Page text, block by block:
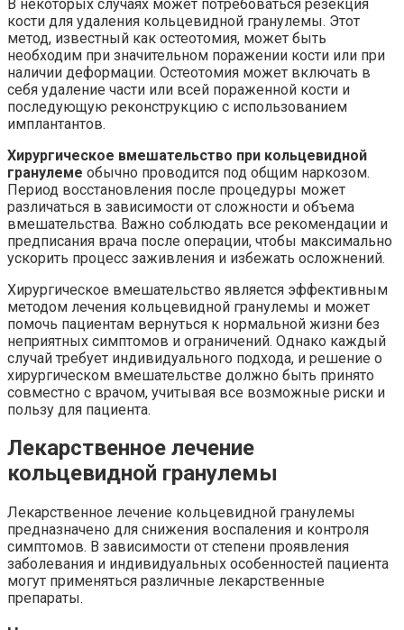
В некоторых случаях может потребоваться резекция
кости для удаления кольцевидной гранулемы. Этот
метод, известный как остеотомия, может быть
необходим при значительном поражении кости или при
наличии деформации. Остеотомия может включать в
себя удаление части или всей пораженной кости и
последующую реконструкцию с использованием
имплантантов.
Хирургическое вмешательство при кольцевидной
гранулеме обычно проводится под общим наркозом.
Период восстановления после процедуры может
различаться в зависимости от сложности и объема
вмешательства. Важно соблюдать все рекомендации и
предписания врача после операции, чтобы максимально
ускорить процесс заживления и избежать осложнений.
Хирургическое вмешательство является эффективным
методом лечения кольцевидной гранулемы и может
помочь пациентам вернуться к нормальной жизни без
неприятных симптомов и ограничений. Однако каждый
случай требует индивидуального подхода, и решение о
хирургическом вмешательстве должно быть принято
совместно с врачом, учитывая все возможные риски и
пользу для пациента.
Лекарственное лечение
кольцевидной гранулемы
Лекарственное лечение кольцевидной гранулемы
предназначено для снижения воспаления и контроля
симптомов. В зависимости от степени проявления
заболевания и индивидуальных особенностей пациента
могут применяться различные лекарственные
препараты.